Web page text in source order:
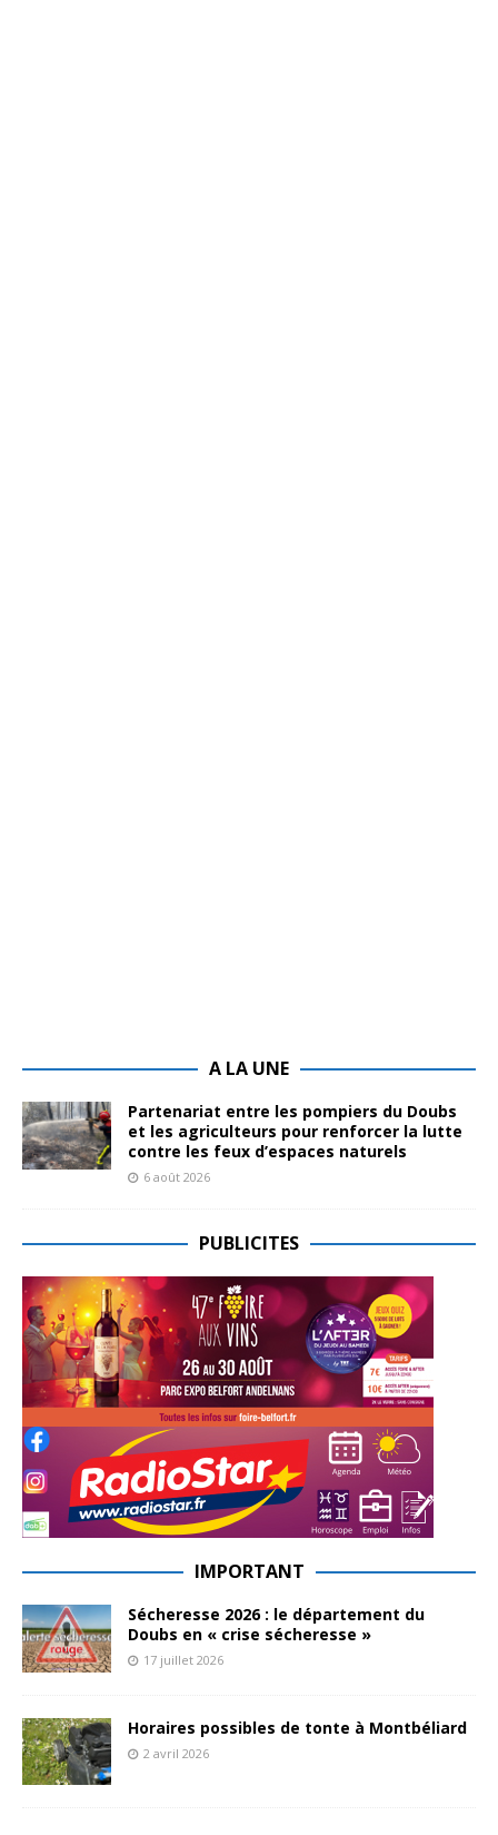
A LA UNE
Partenariat entre les pompiers du Doubs
et les agriculteurs pour renforcer la lutte
contre les feux d’espaces naturels
6 août 2026
PUBLICITES
IMPORTANT
Sécheresse 2026 : le département du
Doubs en « crise sécheresse »
17 juillet 2026
Horaires possibles de tonte à Montbéliard
2 avril 2026